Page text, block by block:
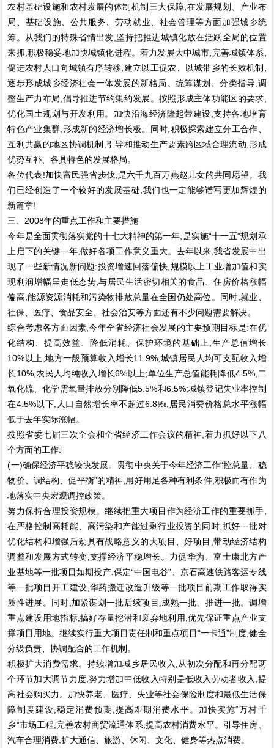
农村基础设施和农村发展的体制机制三大保障,在发展规划、产业布
局、基础设施、公共服务、劳动就业、社会管理等方面加强城乡统
筹。从我们的特殊省情出发,坚持把推进城镇化放在活跃全局的位置
来抓,积极稳妥地加快城镇化进程。着力发展大中城市,完善城镇体系,
促进农村人口向城镇有序转移,建立以工促农、以城带乡的长效机制,
逐步形成城乡经济社会一体发展的新格局。统筹谋划、分类指导,调
整生产力布局,倡导推进节约集约发展。按照形成主体功能区的要求,
优化国土规划与开发利用。加快沿海经济隆起带建设,支持各地培育
特色产业集群,形成新的经济增长极。同时,积极探索建立分工合作、
互利共赢的地区协调机制,引导和推动生产要素跨区域合理流动,形成
优势互补、各具特色的发展格局。
各位代表!加快富民强省步伐,是六千九百万燕赵儿女的共同愿望。我
们已经创造了一个较好的发展基础,我们也一定能够谱写更加辉煌的
新篇章!
三、2008年的重点工作和主要措施
今年是全面贯彻落实党的十七大精神的第一年,是实施“十一五”规划承
上启下的关键一年,做好各项工作意义重大。去年以来,我省发展中出
现了一些新情况新问题:投资增速回落偏快,规模以上工业增加值和实
现利润增幅呈走低态势,与居民生活密切相关的食品、住房价格涨幅
偏高,能源资源消耗和污染物排放总量在全国仍处高位。同时,就业、
社保、医疗、食品安全、社会治安等方面还有不少问题需要解决。
综合考虑各方面因素,今年全省经济社会发展的主要预期目标是:在优
化结构、提高效益、降低消耗、保护环境的基础上,生产总值增长
10%以上,地方一般预算收入增长11.9%;城镇居民人均可支配收入增
长10%,农民人均纯收入增长6%以上;单位生产总值能耗降低4.5%,二
氧化硫、化学需氧量排放分别降低5.5%和6.5%;城镇登记失业率控制
在4.5%以下,人口自然增长率不超过6.8‰,居民消费价格总水平涨幅
低于去年实际涨幅。
按照省委七届三次全会和全省经济工作会议的精神,着力抓好以下八
个方面的工作:
(一)确保经济平稳较快发展。贯彻中央关于今年经济工作“控总量、稳
物价、调结构、促平衡”的精神,用好用足各种有利条件,积极而有作为
地落实中央宏观调控政策。
努力保持合理投资规模。继续把重大项目作为经济工作的重要抓手,
在严格控制高耗能、高污染和产能过剩行业投资的同时,抓好一批对
优化结构和增强后劲具有战略意义的大项目、好项目,带动经济结构
调整和发展方式转变,支撑经济平稳增长。力促华为、富士康北方产
业基地等一批项目如期投产,保定“中国电谷”、京石高速铁路客运专线
等一批项目开工建设,华药搬迁改造升级等一批项目前期工作取得实
质性进展。同时,加紧谋划一批后续项目,成熟一批、推进一批。调增
重点建设用地指标,搞好存量挖潜和废弃地利用,优先保证重点产业支
撑项目用地。继续实行重大项目责任制和重点项目“一卡通”制度,健全
分级负责、协调配合的工作机制。
积极扩大消费需求。持续增加城乡居民收入,从初次分配和再分配两
个环节加大调节力度,努力增加中低收入特别是低收入劳动者收入,提
高社会购买力。加快养老、医疗、失业等社会保险制度和最低生活保
障制度建设,稳定消费预期,提高即期消费水平。加快实施“万村千
乡”市场工程,完善农村商贸流通体系,提高农村消费水平。引导住房、
汽车合理消费,扩大通信、旅游、休闲、文化、健身等热点消费。